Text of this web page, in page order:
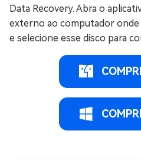
Data Recovery. Abra o
externo ao computador
e selecione esse disco para